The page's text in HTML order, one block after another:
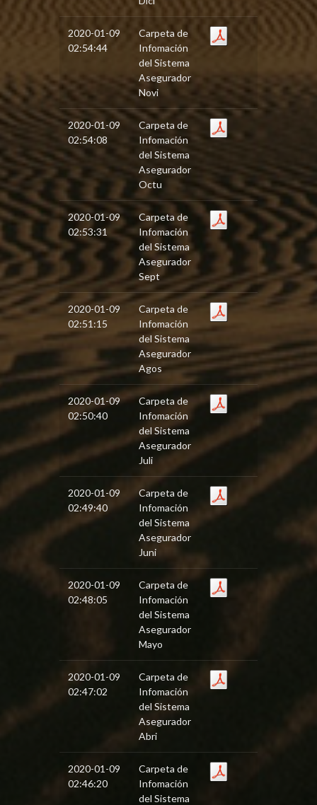
2020-01-09
02:54:44
Carpeta de
Infomación
del Sistema
Asegurador
Novi
2020-01-09
02:54:08
Carpeta de
Infomación
del Sistema
Asegurador
Octu
2020-01-09
02:53:31
Carpeta de
Infomación
del Sistema
Asegurador
Sept
2020-01-09
02:51:15
Carpeta de
Infomación
del Sistema
Asegurador
Agos
2020-01-09
02:50:40
Carpeta de
Infomación
del Sistema
Asegurador
Juli
2020-01-09
02:49:40
Carpeta de
Infomación
del Sistema
Asegurador
Juni
2020-01-09
02:48:05
Carpeta de
Infomación
del Sistema
Asegurador
Mayo
2020-01-09
02:47:02
Carpeta de
Infomación
del Sistema
Asegurador
Abri
2020-01-09
02:46:20
Carpeta de
Infomación
del Sistema